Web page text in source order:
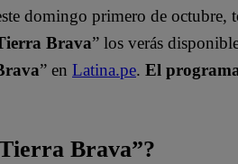
domingo primero de
Brava” los verás
” en Latina.pe. El
Brava”?